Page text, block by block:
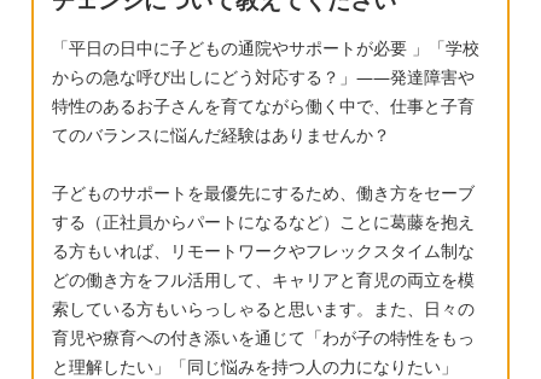
ておこうという感じで45分間のうち1回行く
ようです。 昼間行くことが減ったので夜も20
時半就寝、6時くらいまでは寝られるようにな
りました。たまに夜中に起きますが。。。
が苦手でクラスメイトの名前を覚えるのが大
変でした。大人しかったのもあり、男子から
イジメられていた事もあってあまり小学校に
良い思い出がありません。新一年生は33人の
と思われます。 私は自己評価が低く、自分に
自信がありません。相当仲良くならないと自
分から友達を遊びに誘う事も出来ません。な
ので、息子にはそうなって欲しく無いという
思いがあります。ボーダーの子は普通級でと
りあえず頑張ってみて、ダメだったら支援級
「平日の日中に子どもの通院やサポートが必要 」「学校
からの急な呼び出しにどう対応する？」——発達障害や
特性のあるお子さんを育てながら働く中で、仕事と子育
てのバランスに悩んだ経験はありませんか？
子どものサポートを最優先にするため、働き方をセーブ
する（正社員からパートになるなど）ことに葛藤を抱え
る方もいれば、リモートワークやフレックスタイム制な
どの働き方をフル活用して、キャリアと育児の両立を模
索している方もいらっしゃると思います。また、日々の
育児や療育への付き添いを通じて「わが子の特性をもっ
と理解したい」「同じ悩みを持つ人の力になりたい」